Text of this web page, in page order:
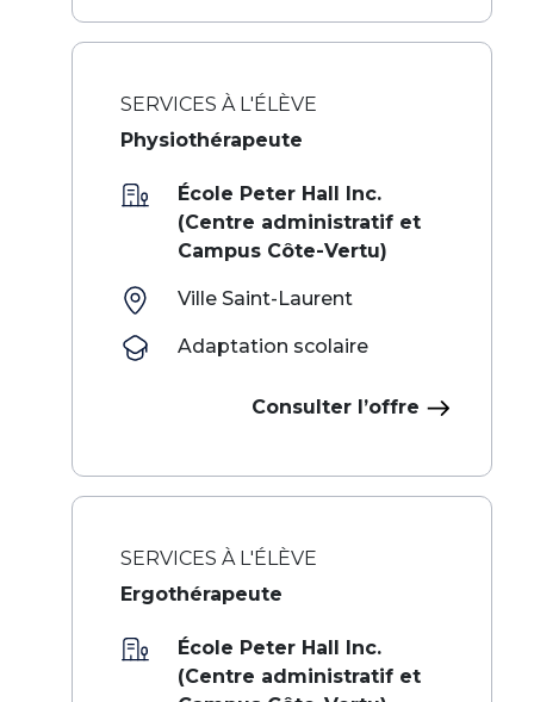
SERVICES À L'ÉLÈVE
Physiothérapeute
École Peter Hall Inc.
(Centre administratif et
Campus Côte-Vertu)
Ville Saint-Laurent
Adaptation scolaire
Consulter l’offre
SERVICES À L'ÉLÈVE
Ergothérapeute
École Peter Hall Inc.
(Centre administratif et